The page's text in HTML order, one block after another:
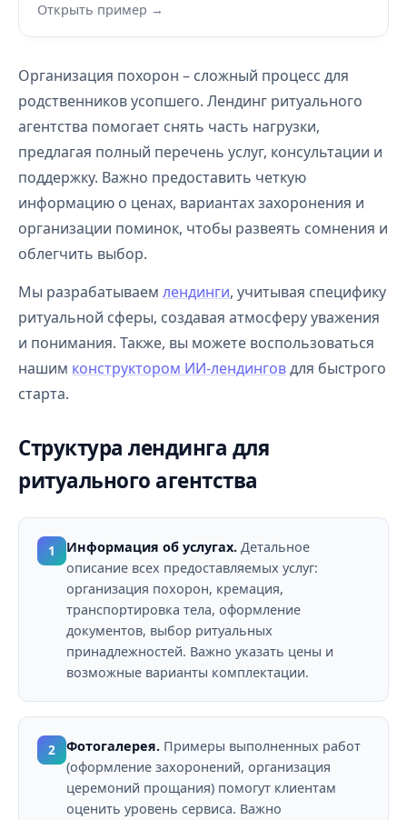
Открыть пример →
Организация похорон – сложный процесс для
родственников усопшего. Лендинг ритуального
агентства помогает снять часть нагрузки,
предлагая полный перечень услуг, консультации и
поддержку. Важно предоставить четкую
информацию о ценах, вариантах захоронения и
организации поминок, чтобы развеять сомнения и
облегчить выбор.
Мы разрабатываем лендинги, учитывая специфику
ритуальной сферы, создавая атмосферу уважения
и понимания. Также, вы можете воспользоваться
нашим конструктором ИИ-лендинговдля быстрого
старта.
Структура лендинга для
ритуального агентства
1 Информация об услугах. Детальное
описание всех предоставляемых услуг:
организация похорон, кремация,
транспортировка тела, оформление
документов, выбор ритуальных
принадлежностей. Важно указать цены и
возможные варианты комплектации.
2 Фотогалерея. Примеры выполненных работ
(оформление захоронений, организация
церемоний прощания) помогут клиентам
оценить уровень сервиса. Важно